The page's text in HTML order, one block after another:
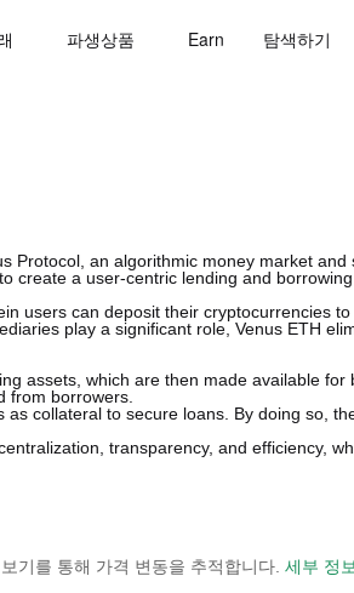
파생상품 Earn 탐색하기
Protocol, an algorithmic money market
create a user-centric lending and
users can deposit their cryptocurrencies
play a significant role, Venus ETH
assets, which are then made available for
from borrowers.
collateral to secure loans. By doing so,
transparency, and efficiency,
기를 통해 가격 변동을 추적합니다. 세부 정